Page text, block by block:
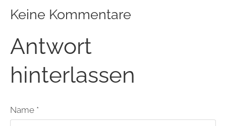
Keine Kommentare
Antwort
hinterlassen
Name *